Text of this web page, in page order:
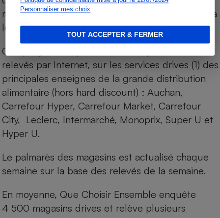
Personnaliser mes choix
TOUT ACCEPTER & FERMER
marques de distributeurs (MDD) sont comparés à
leurs équivalents chez leurs concurrents.
Chaque jour, les prix de tous les produits sont
relevés par Internet, sur les services drives (1) des
principales enseignes de la grande distribution
alimentaire (hors hard discount) : Auchan,
Carrefour Hyper, Carrefour Market, Carrefour
City, Leclerc, Intermarché, Monoprix, Super U et
Hyper U.
Le palmarès des magasins est actualisé chaque
semaine sur la base des relevés de la semaine.
En moyenne, Que Choisir Ensemble enquête
4 500 magasins drives et relève plusieurs